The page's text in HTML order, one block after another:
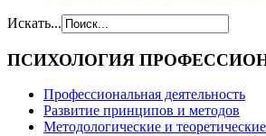
Искать...
ПСИХОЛОГИЯ
Профессиональная деятельность
Развитие принципов и методов
Методологические и